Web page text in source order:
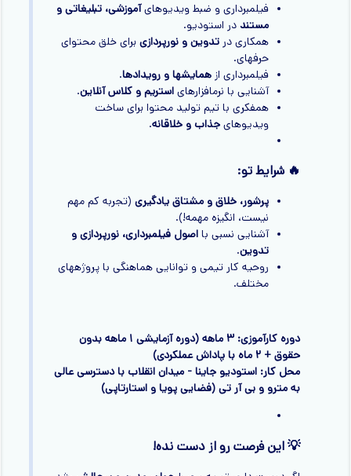
فیلمبرداری و ضبط ویدیوهایآموزشی، تبلیغاتی و
مستند در استودیو.
همکاری درتدوین و نورپردازیبرای خلق محتوای
حرفهای.
فیلمبرداری ازهمایشها و رویدادها.
آشنایی با نرمافزارهایاستریم و کلاس آنلاین.
همفکری با تیم تولید محتوا برای ساخت
ویدیوهایجذاب و خلاقانه.
🔥 شرایط تو:
پرشور، خلاق و مشتاق یادگیری (تجربه کم مهم
نیست، انگیزه مهمه!).
آشنایی نسبی بااصول فیلمبرداری، نورپردازی و
تدوین.
روحیه کار تیمی و توانایی هماهنگی با پروژههای
مختلف.
دوره کارآموزی: ۳ ماهه (دوره آزمایشی ۱ ماهه بدون
حقوق + ۲ ماه با پاداش عملکردی)
محل کار: استودیو جاینا - میدان انقلاب با دسترسی عالی
به مترو و بی آر تی (فضایی پویا و استارتاپی)
💡 این فرصت رو از دست نده!